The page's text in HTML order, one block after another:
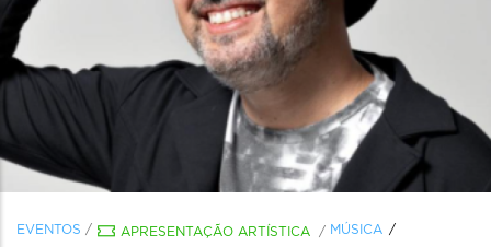
EVENTOS / APRESENTAÇÃO ARTÍSTICA / MÚSICA